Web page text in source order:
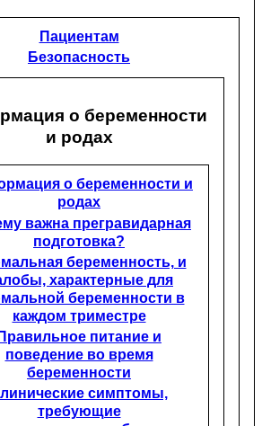
Пациентам
Безопасность
о беременности
и родах
о беременности и
родах
важна прегравидарная
подготовка?
беременность, и
характерные для
беременности в
каждом триместре
Правильное питание и
поведение во время
беременности
симптомы,
требующие